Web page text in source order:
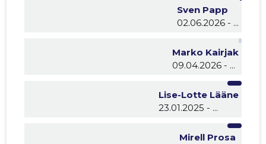
Sven Papp
02.06.2026 - ...
Marko Kairjak
09.04.2026 - ...
Lise-Lotte Lääne
23.01.2025 - ...
Mirell Prosa